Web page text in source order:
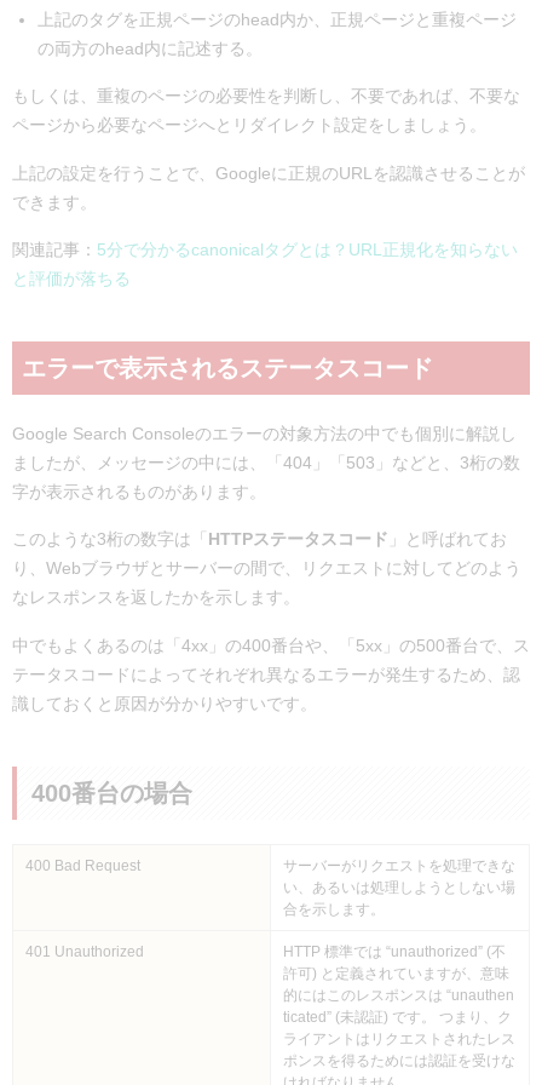
上記のタグを正規ページのhead内か、正規ページと重複ページ
の両方のhead内に記述する。
もしくは、重複のページの必要性を判断し、不要であれば、不要な
ページから必要なページへとリダイレクト設定をしましょう。
上記の設定を行うことで、Googleに正規のURLを認識させることが
できます。
関連記事： 5分で分かるcanonicalタグとは？URL正規化を知らない
と評価が落ちる
エラーで表示されるステータスコード
Google Search Consoleのエラーの対象方法の中でも個別に解説し
ましたが、メッセージの中には、「404」「503」などと、3桁の数
字が表示されるものがあります。
このような3桁の数字は「 HTTPステータスコード 」と呼ばれてお
り、Webブラウザとサーバーの間で、リクエストに対してどのよう
なレスポンスを返したかを示します。
中でもよくあるのは「4xx」の400番台や、「5xx」の500番台で、ス
テータスコードによってそれぞれ異なるエラーが発生するため、認
識しておくと原因が分かりやすいです。
400番台の場合
400 Bad Request
サーバーがリクエストを処理できな
い、あるいは処理しようとしない場
合を示します。
401 Unauthorized
HTTP 標準では “unauthorized” (不
許可) と定義されていますが、意味
的にはこのレスポンスは “unauthen
ticated” (未認証) です。 つまり、ク
ライアントはリクエストされたレス
ポンスを得るためには認証を受けな